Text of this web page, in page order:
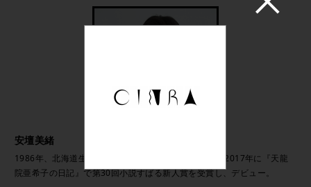
安壇美緒
1986年、北海道生まれ。早稲田大学第二文学部卒業。2017年に『天龍
院亜希子の日記』で第30回小説すばる新人賞を受賞し、デビュー。